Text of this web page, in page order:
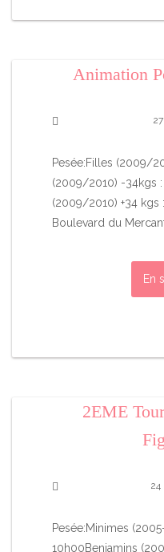
Animation
Pesée:Filles (2009/
(2009/2010) -34kgs
(2009/2010) +34 kgs
Boulevard du
En
2EME
24
Pesée:Minimes
10h00Benjamins